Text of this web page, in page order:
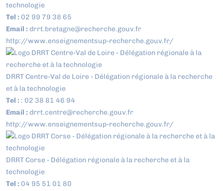
technologie
Tel : 02 99 79 38 65
Email : drrt.bretagne@recherche.gouv.fr
http://www.enseignementsup-recherche.gouv.fr/
DRRT Centre-Val de Loire - Délégation régionale à la recherche
et à la technologie
Tel : : 02 38 81 46 94
Email : drrt.centre@recherche.gouv.fr
http://www.enseignementsup-recherche.gouv.fr/
DRRT Corse - Délégation régionale à la recherche et à la
technologie
Tel : 04 95 51 01 80